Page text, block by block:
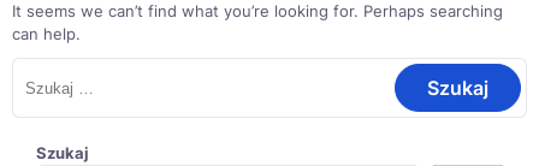
It seems we can’t find what you’re looking for. Perhaps searching
can help.
Szukaj:
Szukaj